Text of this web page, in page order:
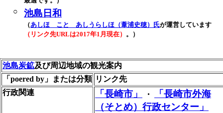
○ 池島日和
（あしほ こと あしうらしほ（葦浦史穂）氏が運営しています
（リンク先URLは2017年1月現在） 。）
池島炭鉱及び周辺地域の観光案内
「poered by」または分類 リンク先
行政関連
「長崎市」 ・
「長崎市外海
（そとめ）行政センター」